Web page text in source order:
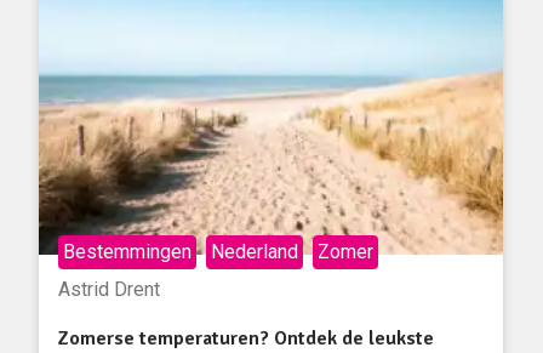
Bestemmingen Nederland
Zomer
Astrid Drent
Zomerse temperaturen? Ontdek de leukste